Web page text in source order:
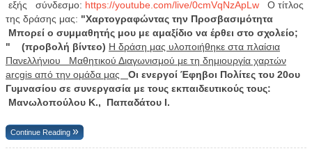
εξής σύνδεσμο: https://youtube.com/live/0cmVqNzApLw Ο τίτλος
της δράσης μας: "Χαρτογραφώντας την Προσβασιμότητα
Μπορεί ο συμμαθητής μου με αμαξίδιο να έρθει στο σχολείο;
" (προβολή βίντεο) Η δράση μας υλοποιήθηκε στα πλαίσια
Πανελλήνιου Μαθητικού Διαγωνισμού με τη δημιουργία χαρτών
arcgis από την ομάδα μας Οι ενεργοί Έφηβοι Πολίτες του 20ου
Γυμνασίου σε συνεργασία με τους εκπαιδευτικούς τους:
Μανωλοπούλου Κ., Παπαδάτου Ι.
Continue Reading